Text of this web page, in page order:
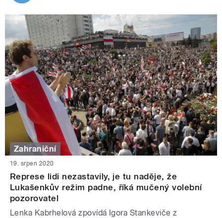
Zahraniční
19. srpen 2020
Represe lidi nezastavily, je tu naděje, že
Lukašenkův režim padne, říká mučený volební
pozorovatel
Lenka Kabrhelová zpovídá Igora Stankeviče z